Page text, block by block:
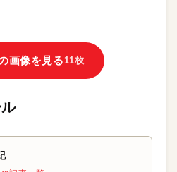
画像を見る 11枚